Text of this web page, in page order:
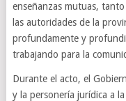
enseñanzas mutuas,
las autoridades de la
profundamente y
trabajando para la
Durante el acto, el
y la personería jurídica a